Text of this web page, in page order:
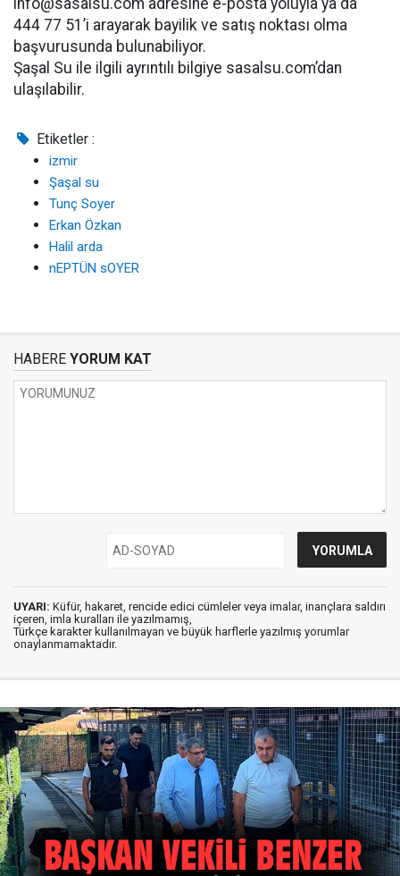
444 77 51’i arayarak bayilik ve satış noktası olma
başvurusunda bulunabiliyor.
Şaşal Su ile ilgili ayrıntılı bilgiye sasalsu.com’dan
ulaşılabilir.
Etiketler :
izmir
Şaşal su
Tunç Soyer
Erkan Özkan
Halil arda
nEPTÜN sOYER
HABERE YORUM KAT
UYARI: Küfür, hakaret, rencide edici cümleler veya imalar, inançlara saldırı
içeren, imla kuralları ile yazılmamış,
Türkçe karakter kullanılmayan ve büyük harflerle yazılmış yorumlar
onaylanmamaktadır.